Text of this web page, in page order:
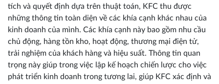
tích và quyết định dựa trên thuật toán, KFC thu được
những thông tin toàn diện về các khía cạnh khác nhau của
kinh doanh của mình. Các khía cạnh này bao gồm nhu cầu
chủ động, hàng tồn kho, hoạt động, thương mại điện tử,
trải nghiệm của khách hàng và hiệu suất. Thông tin quan
trọng này giúp trong việc lập kế hoạch chiến lược cho việc
phát triển kinh doanh trong tương lai, giúp KFC xác định và